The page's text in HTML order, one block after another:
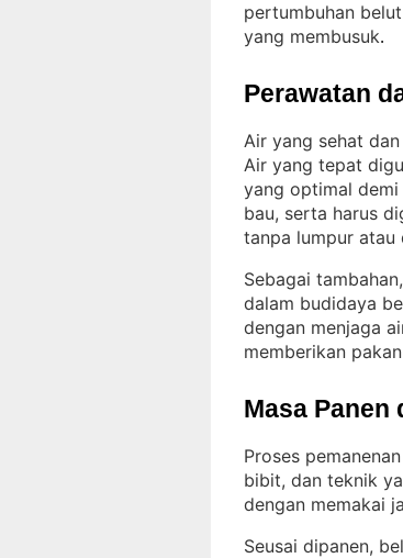
pertumbuhan
yang membusuk.
Perawatan
Air yang sehat
Air yang tepat
yang optimal
bau, serta harus
tanpa lumpur atau
Sebagai
dalam budidaya
dengan menjaga
memberikan
Masa Panen
Proses
bibit, dan teknik
dengan memakai
Seusai dipanen,